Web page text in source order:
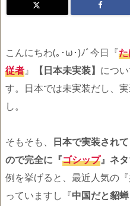
こんにちわ(｡･ω･)ﾉﾞ今日『
従者』 【日本未実装】 につ
す。日本では未実装だし、
し。
そもそも、 日本で実装され
ので完全に『ゴシップ』ネタ
例を挙げると、最近人気の
っていますし『中国だと貂